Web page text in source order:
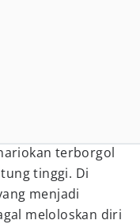
terborgol
tinggi. Di
menjadi
meloloskan diri